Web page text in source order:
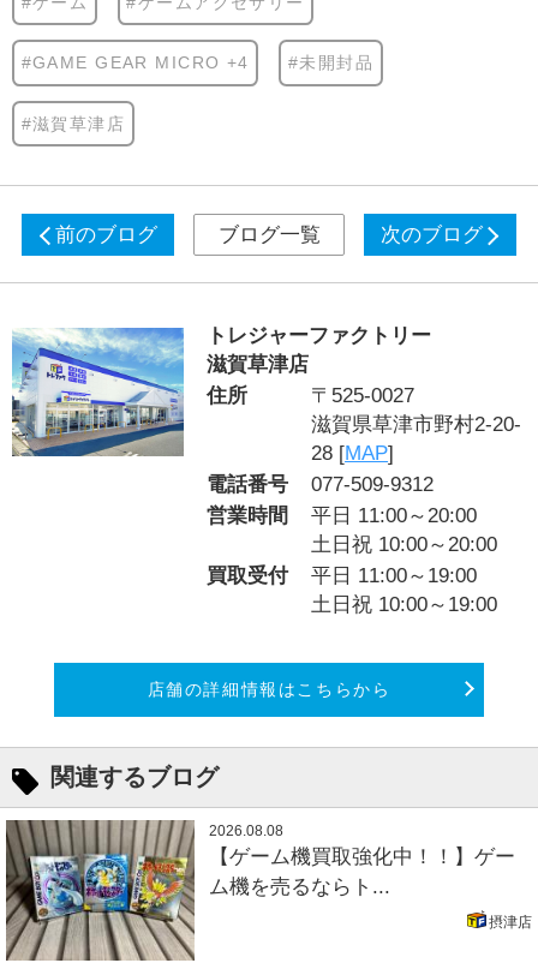
#GAME GEAR MICRO +4 #未開封品
#滋賀草津店
前のブログ ブログ一覧 次のブログ
トレジャーファクトリー
滋賀草津店
住所
〒525-0027
滋賀県草津市野村2-20-
28 [MAP]
電話番号
077-509-9312
営業時間
平日 11:00～20:00
土日祝 10:00～20:00
買取受付
平日 11:00～19:00
土日祝 10:00～19:00
店舗の詳細情報はこちらから
関連するブログ
2026.08.08
【ゲーム機買取強化中！！】ゲー
ム機を売るならト...
摂津店